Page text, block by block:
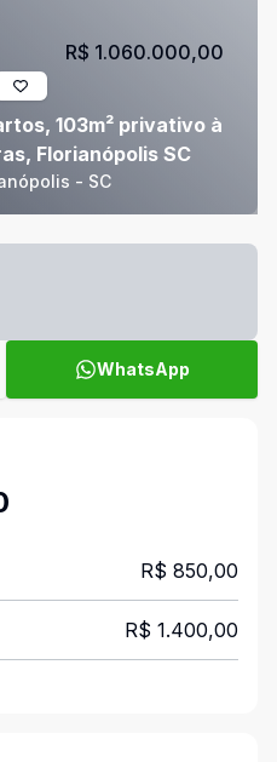
103m² privativo à
Florianópolis SC
- SC
R$ 1.060.000,00
WhatsApp
R$ 850,00
R$ 1.400,00